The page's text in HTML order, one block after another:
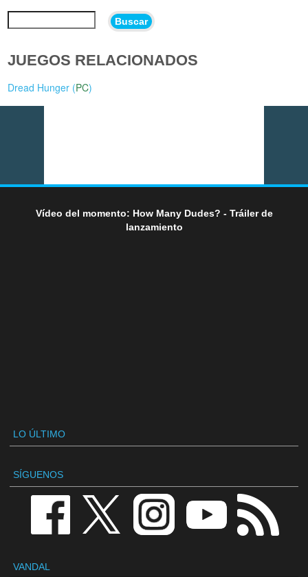
Buscar
JUEGOS RELACIONADOS
Dread Hunger (PC)
Vídeo del momento: How Many Dudes? - Tráiler de
lanzamiento
LO ÚLTIMO
SÍGUENOS
VANDAL